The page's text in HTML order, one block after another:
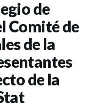
de
Comité de
de la
de la